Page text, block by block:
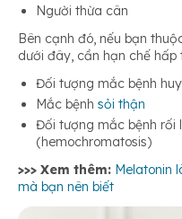
Người thừa cân
Bên cạnh đó, nếu bạn
dưới đây, cần hạn chế hấp
Đối tượng mắc bệnh
Mắc bệnh sỏi thận
Đối tượng mắc bệnh rối
(hemochromatosis)
>>> Xem thêm: Melatonin
mà bạn nên biết